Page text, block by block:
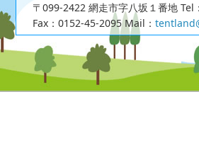
〒099-2422 網走市字八坂１番地 Tel
Fax：0152-45-2095Mail：